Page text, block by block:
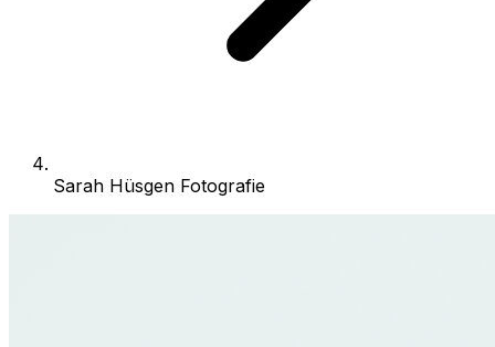
Sarah Hüsgen Fotografie